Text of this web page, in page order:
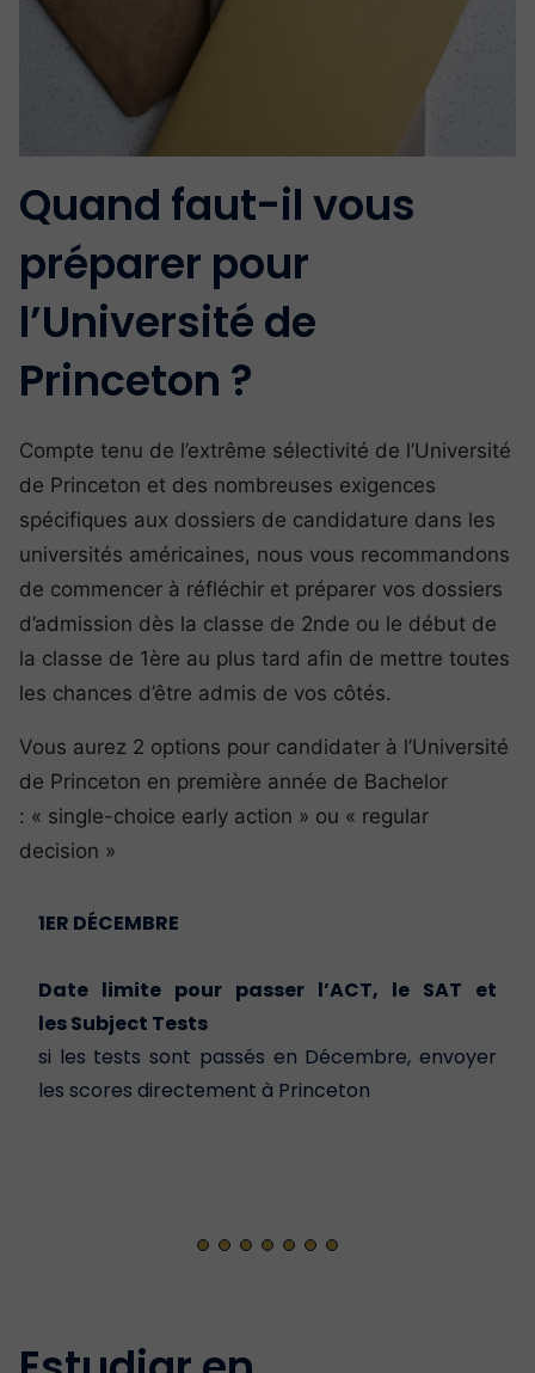
Quand faut-il vous
préparer pour
l’Université de
Princeton ?
Compte tenu de l’extrême sélectivité de l’Université
de Princeton et des nombreuses exigences
spécifiques aux dossiers de candidature dans les
universités américaines, nous vous recommandons
de commencer à réfléchir et préparer vos dossiers
d’admission dès la classe de 2nde ou le début de
la classe de 1ère au plus tard afin de mettre toutes
les chances d’être admis de vos côtés.
Vous aurez 2 options pour candidater à l’Université
de Princeton en première année de Bachelor
: « single-choice early action » ou « regular
decision »
1ER DÉCEMBRE
Date limite pour passer l’ACT, le SAT et
les Subject Tests
si les tests sont passés en Décembre, envoyer
les scores directement à Princeton